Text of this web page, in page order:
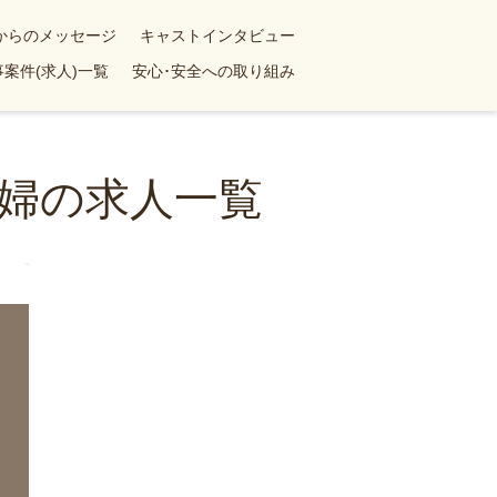
らのメッセージ
キャストインタビュー
案件(求人)一覧
安心･安全への取り組み
の求人一覧